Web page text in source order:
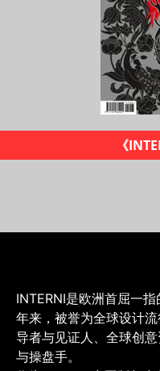
《
INTERNI是欧洲首屈一
年来，被誉为全球设计
导者与见证人、全球创
与操盘手。